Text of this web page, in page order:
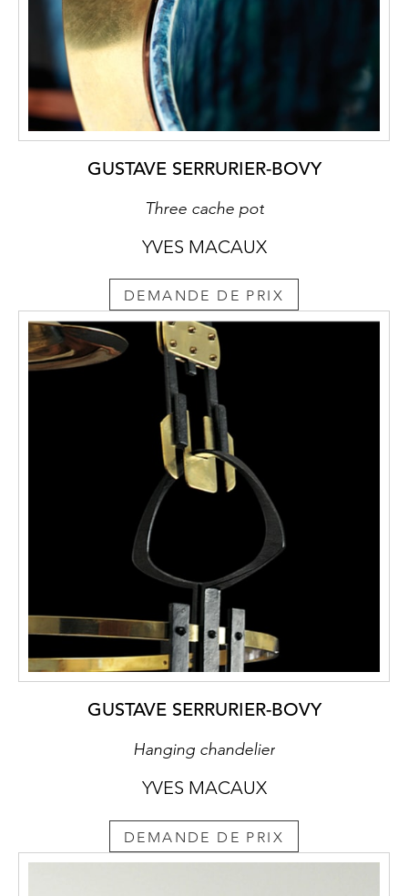
GUSTAVE SERRURIER-BOVY
Three cache pot
YVES MACAUX
DEMANDE DE PRIX
GUSTAVE SERRURIER-BOVY
Hanging chandelier
YVES MACAUX
DEMANDE DE PRIX